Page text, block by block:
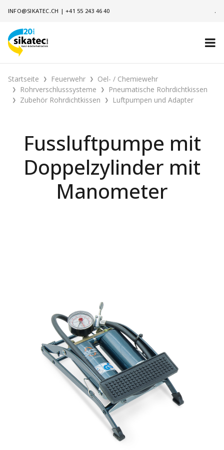
INFO@SIKATEC.CH |+41 55 243 46 40 .
Startseite Feuerwehr
Oel- / Chemiewehr
Rohrverschlusssysteme
Pneumatische Rohrdichtkissen
Zubehör Rohrdichtkissen
Luftpumpen und Adapter
Fussluftpumpe mit
Doppelzylinder mit
Manometer